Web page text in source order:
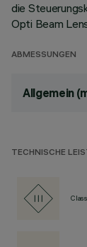
die
Opti Beam
ABMESSUNGEN
Allgemein
TECHNISCHE